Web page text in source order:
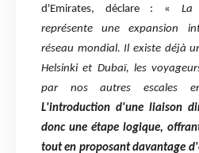
d'Emirates, déclare : « La
représente une expansion
réseau mondial. Il existe déjà
Helsinki et Dubaï, les
par nos autres escales
L'introduction d'une liaison
donc une étape logique,
tout en proposant davantage